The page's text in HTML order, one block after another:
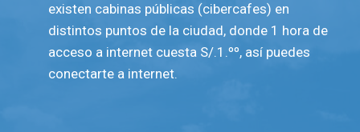
existen cabinas públicas (cibercafes) en
distintos puntos de la ciudad, donde 1 hora de
acceso a internet cuesta S/.1.ºº, así puedes
conectarte a internet.